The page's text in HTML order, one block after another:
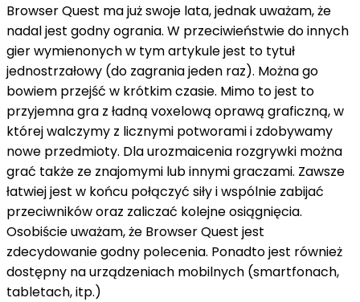
Browser Quest ma już swoje lata, jednak uważam, że
nadal jest godny ogrania. W przeciwieństwie do innych
gier wymienonych w tym artykule jest to tytuł
jednostrzałowy (do zagrania jeden raz). Można go
bowiem przejść w krótkim czasie. Mimo to jest to
przyjemna gra z ładną voxelową oprawą graficzną, w
której walczymy z licznymi potworami i zdobywamy
nowe przedmioty. Dla urozmaicenia rozgrywki można
grać także ze znajomymi lub innymi graczami. Zawsze
łatwiej jest w końcu połączyć siły i wspólnie zabijać
przeciwników oraz zaliczać kolejne osiągnięcia.
Osobiście uważam, że Browser Quest jest
zdecydowanie godny polecenia. Ponadto jest również
dostępny na urządzeniach mobilnych (smartfonach,
tabletach, itp.)